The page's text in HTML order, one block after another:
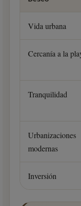
Vida urbana
Cercanía a la
Tranquilidad
Urbanizaciones
modernas
Inversión